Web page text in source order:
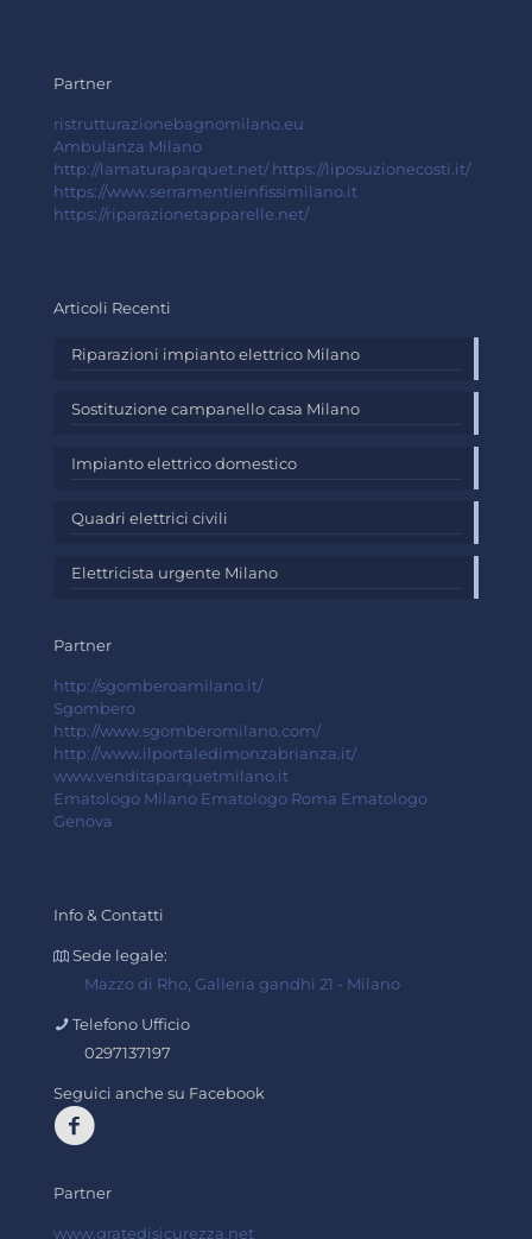
Partner
ristrutturazionebagnomilano.eu
Ambulanza Milano
http://lamaturaparquet.net/ https://liposuzionecosti.it/
https://www.serramentieinfissimilano.it
https://riparazionetapparelle.net/
Articoli Recenti
Riparazioni impianto elettrico Milano
Sostituzione campanello casa Milano
Impianto elettrico domestico
Quadri elettrici civili
Elettricista urgente Milano
Partner
http://sgomberoamilano.it/
Sgombero
http://www.sgomberomilano.com/
http://www.ilportaledimonzabrianza.it/
www.venditaparquetmilano.it
Ematologo Milano Ematologo Roma Ematologo
Genova
Info & Contatti
Sede legale:
Mazzo di Rho, Galleria gandhi 21 - Milano
Telefono Ufficio
0297137197
Seguici anche su Facebook
Partner
www.gratedisicurezza.net